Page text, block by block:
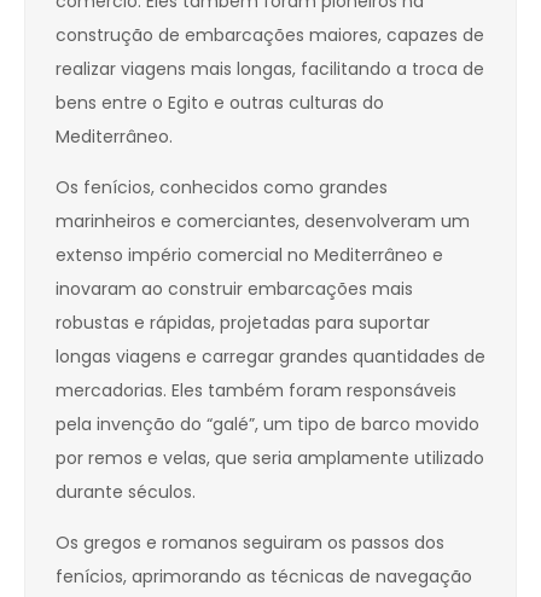
construção de embarcações maiores, capazes de
realizar viagens mais longas, facilitando a troca de
bens entre o Egito e outras culturas do
Mediterrâneo.
Os fenícios, conhecidos como grandes
marinheiros e comerciantes, desenvolveram um
extenso império comercial no Mediterrâneo e
inovaram ao construir embarcações mais
robustas e rápidas, projetadas para suportar
longas viagens e carregar grandes quantidades de
mercadorias. Eles também foram responsáveis
pela invenção do “galé”, um tipo de barco movido
por remos e velas, que seria amplamente utilizado
durante séculos.
Os gregos e romanos seguiram os passos dos
fenícios, aprimorando as técnicas de navegação